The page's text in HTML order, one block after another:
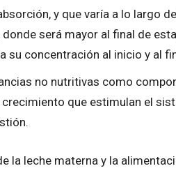
y que varía a lo largo
será mayor al final de
su concentración al inicio y al
no nutritivas como
que estimulan el
la leche materna y la